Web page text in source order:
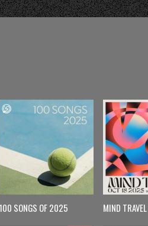
100 SONGS OF 2025 MIND TRAVEL